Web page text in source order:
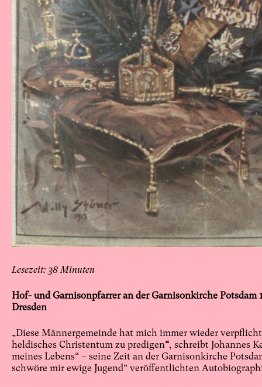
38
Hof- und Garnisonpfarrer an der Garnisonkirche Potsdam
Dresden
„Diese Männergemeinde hat mich immer wieder
heldisches Christentum zu predigen“, schreibt Johannes
meines Lebens“ – seine Zeit an der Garnisonkirche
schwöre mir ewige Jugend“ veröffentlichten